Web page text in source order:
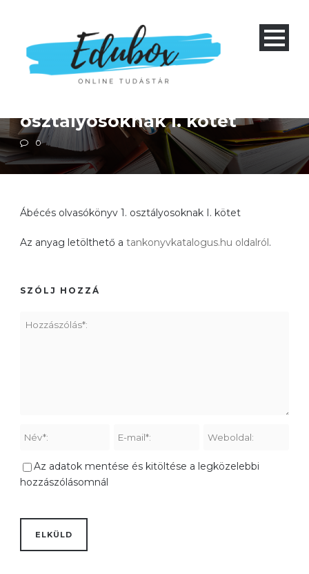
Alapiskola 1-4 Magyar irodalom
osztályosoknak I. kötet
0
Ábécés olvasókönyv 1. osztályosoknak I. kötet
Az anyag letölthető a tankonyvkatalogus.hu oldalról.
SZÓLJ HOZZÁ
Az adatok mentése és kitöltése a legközelebbi
hozzászólásomnál